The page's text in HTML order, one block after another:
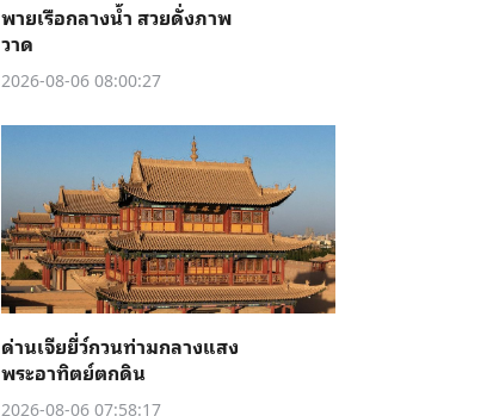
พายเรือกลางน้ำ สวยดั่งภาพ
วาด
2026-08-06 08:00:27
ด่านเจียยี่ว์กวนท่ามกลางแสง
พระอาทิตย์ตกดิน
2026-08-06 07:58:17